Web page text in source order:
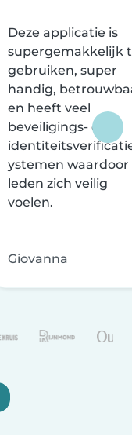
Deze applicatie is
supergemakkelijk
gebruiken, super
handig,
en heeft veel
beveiligings- en
ystemen waardoor
leden zich veilig
voelen.
Giovanna